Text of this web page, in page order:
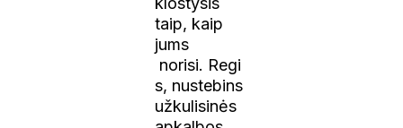
taip, kaip
jums
norisi. Regi
s, nustebins
užkulisinės